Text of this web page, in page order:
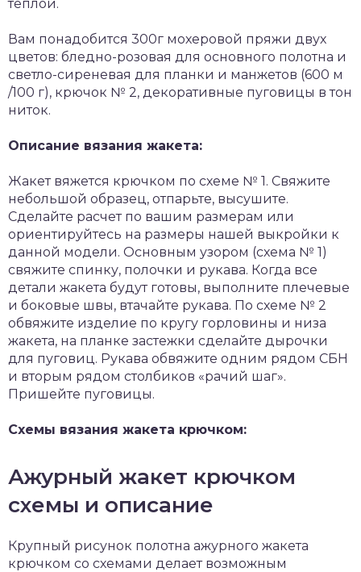
теплой.
Вам понадобится 300г мохеровой пряжи двух
цветов: бледно-розовая для основного полотна и
светло-сиреневая для планки и манжетов (600 м
/100 г), крючок № 2, декоративные пуговицы в тон
ниток.
Описание вязания жакета:
Жакет вяжется крючком по схеме № 1. Свяжите
небольшой образец, отпарьте, высушите.
Сделайте расчет по вашим размерам или
ориентируйтесь на размеры нашей выкройки к
данной модели. Основным узором (схема № 1)
свяжите спинку, полочки и рукава. Когда все
детали жакета будут готовы, выполните плечевые
и боковые швы, втачайте рукава. По схеме № 2
обвяжите изделие по кругу горловины и низа
жакета, на планке застежки сделайте дырочки
для пуговиц. Рукава обвяжите одним рядом СБН
и вторым рядом столбиков «рачий шаг».
Пришейте пуговицы.
Схемы вязания жакета крючком:
Ажурный жакет крючком
схемы и описание
Крупный рисунок полотна ажурного жакета
крючком со схемами делает возможным